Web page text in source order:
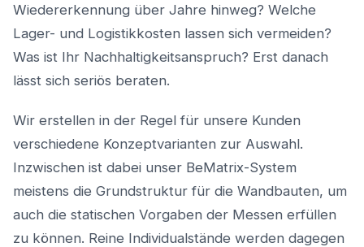
Wiedererkennung über Jahre hinweg? Welche
Lager- und Logistikkosten lassen sich vermeiden?
Was ist Ihr Nachhaltigkeitsanspruch? Erst danach
lässt sich seriös beraten.
Wir erstellen in der Regel für unsere Kunden
verschiedene Konzeptvarianten zur Auswahl.
Inzwischen ist dabei unser BeMatrix-System
meistens die Grundstruktur für die Wandbauten, um
auch die statischen Vorgaben der Messen erfüllen
zu können. Reine Individualstände werden dagegen